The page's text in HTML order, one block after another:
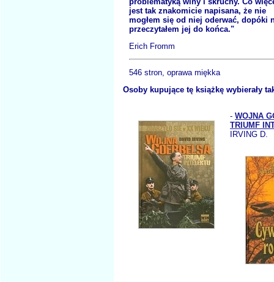
jest tak znakomicie napisana, że nie
mogłem się od niej oderwać, dopóki
przeczytałem jej do końca."
Erich Fromm
546 stron, oprawa miękka
Osoby kupujące tę książkę wybierały
- WOJNA
TRIUMF
IRVING D.